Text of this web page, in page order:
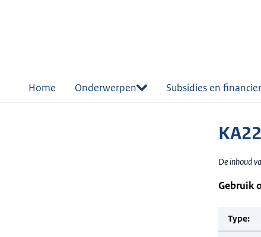
Home Onderwerpen Subsidies en
De inhoud
Gebruik
Type: